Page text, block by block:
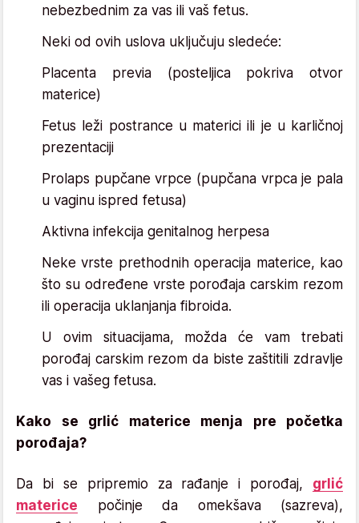
nebezbednim za vas ili vaš fetus.
Neki od ovih uslova uključuju sledeće:
Placenta previa (posteljica pokriva otvor
materice)
Fetus leži postrance u materici ili je u karličnoj
prezentaciji
Prolaps pupčane vrpce (pupčana vrpca je pala
u vaginu ispred fetusa)
Aktivna infekcija genitalnog herpesa
Neke vrste prethodnih operacija materice, kao
što su određene vrste porođaja carskim rezom
ili operacija uklanjanja fibroida.
U ovim situacijama, možda će vam trebati
porođaj carskim rezom da biste zaštitili zdravlje
vas i vašeg fetusa.
Kako se grlić materice menja pre početka
porođaja?
Da bi se pripremio za rađanje i porođaj, grlić
materice počinje da omekšava (sazreva),